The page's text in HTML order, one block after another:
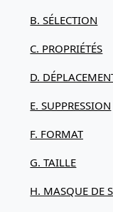
B. SÉLECTION
C. PROPRIÉTÉS
D.
E. SUPPRESSION
F. FORMAT
G. TAILLE
H. MASQUE DE